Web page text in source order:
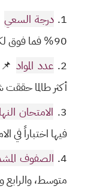
درجة السعي
90% فما فوق لكي تُعفى منها.
عدد المواد📌
أكثر طالما حققت شرط الـ
الامتحان
فيها اختباراً في
الصفوف
متوسط، والرابع